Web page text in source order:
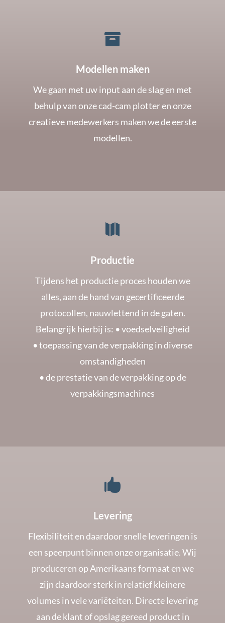

Modellen maken
We gaan met uw input aan de slag en met
behulp van onze cad-cam plotter en onze
creatieve medewerkers maken we de eerste
modellen.

Productie
Tijdens het productie proces houden we
alles, aan de hand van gecertificeerde
protocollen, nauwlettend in de gaten.
Belangrijk hierbij is: • voedselveiligheid
• toepassing van de verpakking in diverse
omstandigheden
• de prestatie van de verpakking op de
verpakkingsmachines

Levering
Flexibiliteit en daardoor snelle leveringen is
een speerpunt binnen onze organisatie. Wij
produceren op Amerikaans formaat en we
zijn daardoor sterk in relatief kleinere
volumes in vele variëteiten. Directe levering
aan de klant of opslag gereed product in